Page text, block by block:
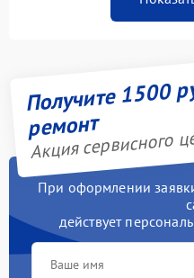
Получите 1500
ремонт
Акция сервисного
При оформлении
действует